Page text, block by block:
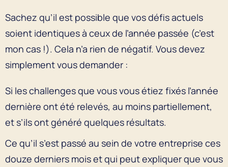
Sachez qu’il est possible que vos défis actuels
soient identiques à ceux de l’année passée (c’est
mon cas !). Cela n’a rien de négatif. Vous devez
simplement vous demander :
Si les challenges que vous vous étiez fixés l’année
dernière ont été relevés, au moins partiellement,
et s’ils ont généré quelques résultats.
Ce qu’il s’est passé au sein de votre entreprise ces
douze derniers mois et qui peut expliquer que vous